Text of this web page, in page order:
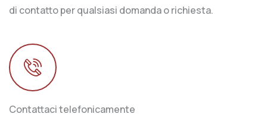
di contatto per qualsiasi domanda o richiesta.
Contattaci telefonicamente